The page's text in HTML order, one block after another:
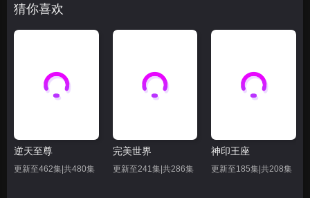
39
46 47 48
49 52 55
猜你喜欢
逆天至尊
更新至462集|共480集
完美世界
更新至241集|共286集
神印王座
更新至185集|共208集